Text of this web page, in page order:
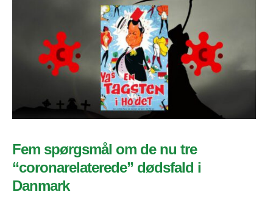
Fem spørgsmål om de nu tre
“coronarelaterede” dødsfald i
Danmark